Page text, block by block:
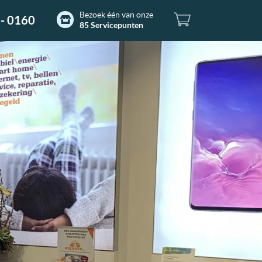
0160
Bezoek één van onze
85 Servicepunten